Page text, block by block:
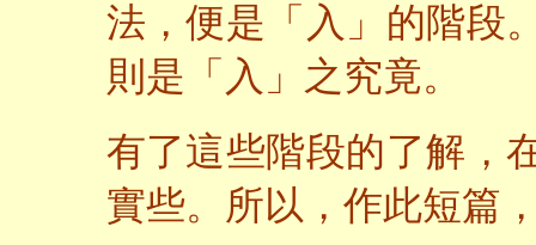
法，便是「入」的階段
則是「入」之究竟。
有了這些階段的了解，
實些。所以，作此短篇